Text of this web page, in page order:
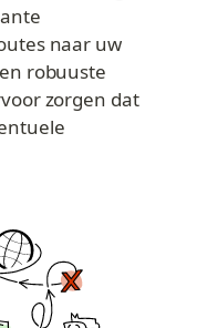
naar uw
robuuste
zorgen dat